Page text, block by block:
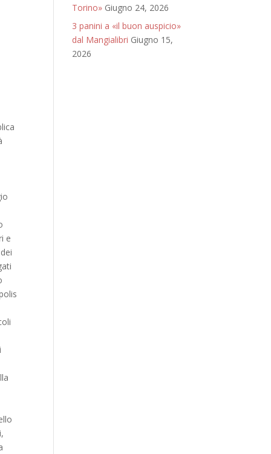
e
Torino» Giugno 24, 2026
3 panini a «il buon auspicio»
dal Mangialibri Giugno 15,
2026